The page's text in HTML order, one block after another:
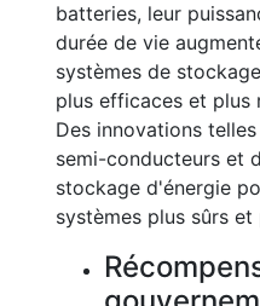
batteries, leur
durée de vie
systèmes de
plus efficaces et plus
Des innovations
semi-conducteurs et
stockage d'énergie
systèmes plus sûrs